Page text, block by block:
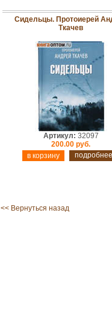
Сидельцы. Протоиерей
Ткачев
Артикул: 32097
200.00 руб.
подробнее
<< Вернуться назад